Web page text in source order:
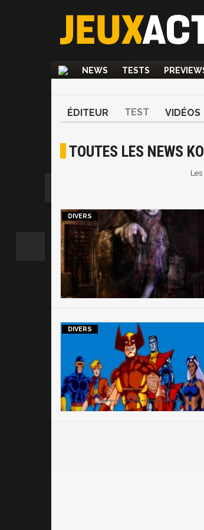
NEWS TESTS
ÉDITEUR TEST VIDÉOS
TOUTES LES NEWS